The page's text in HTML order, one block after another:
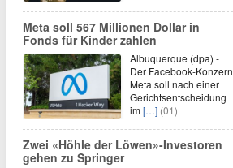
Meta soll 567 Millionen Dollar in
Fonds für Kinder zahlen
Albuquerque (dpa) -
Der Facebook-Konzern
Meta soll nach einer
Gerichtsentscheidung
im[…] (01)
Zwei «Höhle der Löwen»-Investoren
gehen zu Springer